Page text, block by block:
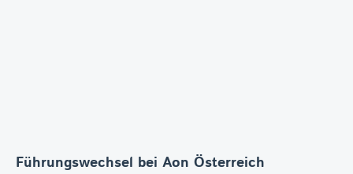
Führungswechsel bei Aon Österreich